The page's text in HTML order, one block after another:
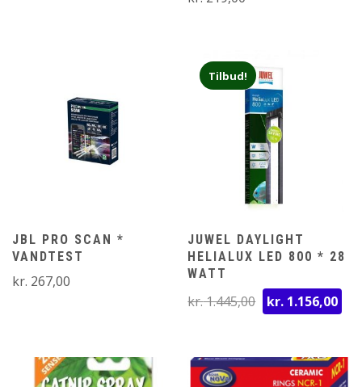
JBL PRO SCAN *
VANDTEST
kr. 267,00
Tilbud!
JUWEL DAYLIGHT
HELIALUX LED 800 * 28
WATT
kr.1.445,00 Den
oprindelige
var:
kr. 1.445,00.
kr. 1.156,00
er: